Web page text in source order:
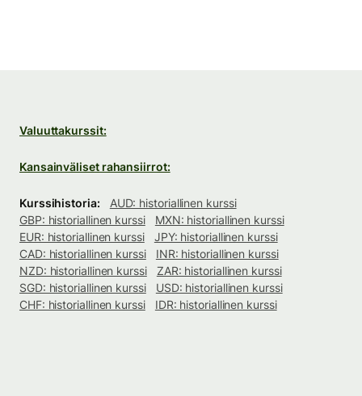
Valuuttakurssit:
Kansainväliset rahansiirrot:
Kurssihistoria:
AUD: historiallinen kurssi
GBP: historiallinen kurssi
MXN: historiallinen kurssi
EUR: historiallinen kurssi
JPY: historiallinen kurssi
CAD: historiallinen kurssi
INR: historiallinen kurssi
NZD: historiallinen kurssi
ZAR: historiallinen kurssi
SGD: historiallinen kurssi
USD: historiallinen kurssi
CHF: historiallinen kurssi
IDR: historiallinen kurssi